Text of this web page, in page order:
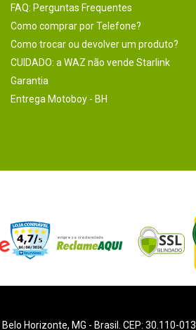
FAQ: Perguntas Frequentes
Como comprar por Telefone?
Como trocar ou devolver um produto?
CUIDADO: a WAZ não vende Starlink
Garantia
Entrega Motoboy - BH
Belo Horizonte, MG - Brasil. CEP: 30.110-013